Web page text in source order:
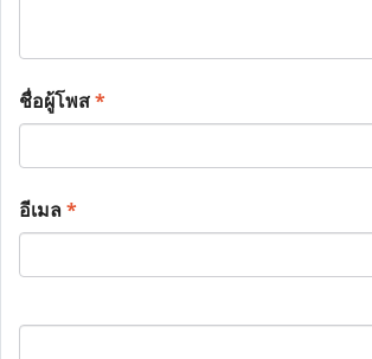
ชื่อผู้โพส*
อีเมล*